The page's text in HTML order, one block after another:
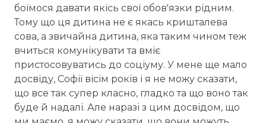
боїмося давати якісь свої обов'язки рідним.
Тому що ця дитина не є якась кришталева
сова, а звичайна дитина, яка таким чином теж
вчиться комунікувати та вміє
пристосовуватись до соціуму. У мене ще мало
досвіду, Софії вісім років і я не можу сказати,
що все так супер класно, гладко та що воно так
буде й надалі. Але наразі з цим досвідом, що